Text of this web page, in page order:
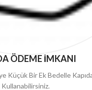
ÖDEME İMKANI
Küçük Bir Ek Bedelle
Kullanabilirsiniz.